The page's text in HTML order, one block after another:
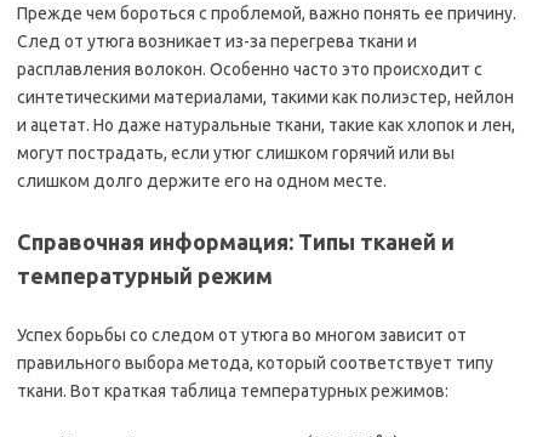
Прежде чем бороться с проблемой, важно понять ее причину.
След от утюга возникает из-за перегрева ткани и
расплавления волокон. Особенно часто это происходит с
синтетическими материалами, такими как полиэстер, нейлон
и ацетат. Но даже натуральные ткани, такие как хлопок и лен,
могут пострадать, если утюг слишком горячий или вы
слишком долго держите его на одном месте.
Справочная информация: Типы тканей и
температурный режим
Успех борьбы со следом от утюга во многом зависит от
правильного выбора метода, который соответствует типу
ткани. Вот краткая таблица температурных режимов: